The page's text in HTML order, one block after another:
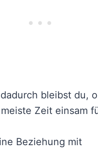
bleibst du,
Zeit einsam
Beziehung mit